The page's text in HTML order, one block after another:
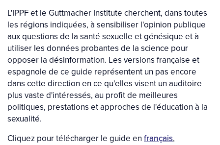
L'IPPF et le Guttmacher Institute cherchent, dans toutes
les régions indiquées, à sensibiliser l'opinion publique
aux questions de la santé sexuelle et génésique et à
utiliser les données probantes de la science pour
opposer la désinformation. Les versions française et
espagnole de ce guide représentent un pas encore
dans cette direction en ce qu'elles visent un auditoire
plus vaste d'intéressés, au profit de meilleures
politiques, prestations et approches de l'éducation à la
sexualité.
Cliquez pour télécharger le guide en français,